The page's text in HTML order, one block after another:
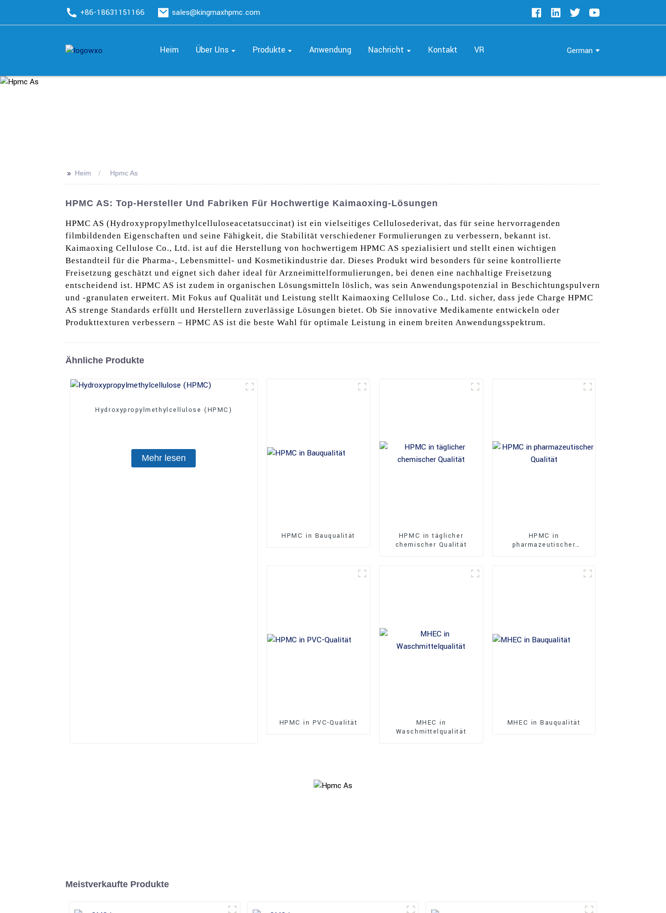
+86-18631151166 sales@kingmaxhpmc.com
Heim Über Uns Produkte Anwendung Nachricht Kontakt VR German
>> Heim Hpmc As
HPMC AS: Top-Hersteller Und Fabriken Für Hochwertige Kaimaoxing-Lösungen
HPMC AS (Hydroxypropylmethylcelluloseacetatsuccinat) ist ein vielseitiges Cellulosederivat, das für seine hervorragenden
filmbildenden Eigenschaften und seine Fähigkeit, die Stabilität verschiedener Formulierungen zu verbessern, bekannt ist.
Kaimaoxing Cellulose Co., Ltd. ist auf die Herstellung von hochwertigem HPMC AS spezialisiert und stellt einen wichtigen
Bestandteil für die Pharma-, Lebensmittel- und Kosmetikindustrie dar. Dieses Produkt wird besonders für seine kontrollierte
Freisetzung geschätzt und eignet sich daher ideal für Arzneimittelformulierungen, bei denen eine nachhaltige Freisetzung
entscheidend ist. HPMC AS ist zudem in organischen Lösungsmitteln löslich, was sein Anwendungspotenzial in Beschichtungspulvern
und -granulaten erweitert. Mit Fokus auf Qualität und Leistung stellt Kaimaoxing Cellulose Co., Ltd. sicher, dass jede Charge HPMC
AS strenge Standards erfüllt und Herstellern zuverlässige Lösungen bietet. Ob Sie innovative Medikamente entwickeln oder
Produkttexturen verbessern – HPMC AS ist die beste Wahl für optimale Leistung in einem breiten Anwendungsspektrum.
Ähnliche Produkte
Hydroxypropylmethylcellulose (HPMC)
Mehr lesen
HPMC in Bauqualität
HPMC in täglicher
chemischer Qualität
HPMC in
pharmazeutischer
HPMC in PVC-Qualität
MHEC in
Waschmittelqualität
MHEC in Bauqualität
Meistverkaufte Produkte